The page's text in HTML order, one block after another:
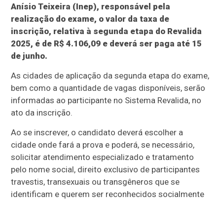
Anísio Teixeira (Inep), responsável pela
realização do exame, o valor da taxa de
inscrição, relativa à segunda etapa do Revalida
2025, é de R$ 4.106,09 e deverá ser paga até 15
de junho.
As cidades de aplicação da segunda etapa do exame,
bem como a quantidade de vagas disponíveis, serão
informadas ao participante no Sistema Revalida, no
ato da inscrição.
Ao se inscrever, o candidato deverá escolher a
cidade onde fará a prova e poderá, se necessário,
solicitar atendimento especializado e tratamento
pelo nome social, direito exclusivo de participantes
travestis, transexuais ou transgêneros que se
identificam e querem ser reconhecidos socialmente